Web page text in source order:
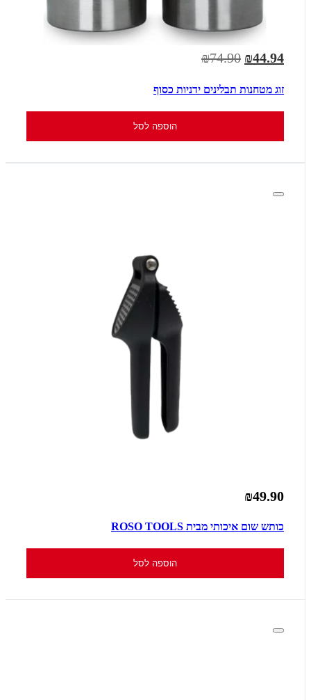
₪44.94
₪74.90
זוג מטחנות תבלינים ידניות כסוף
הוספה לסל
₪49.90
כותש שום איכותי מבית ROSO TOOLS
הוספה לסל